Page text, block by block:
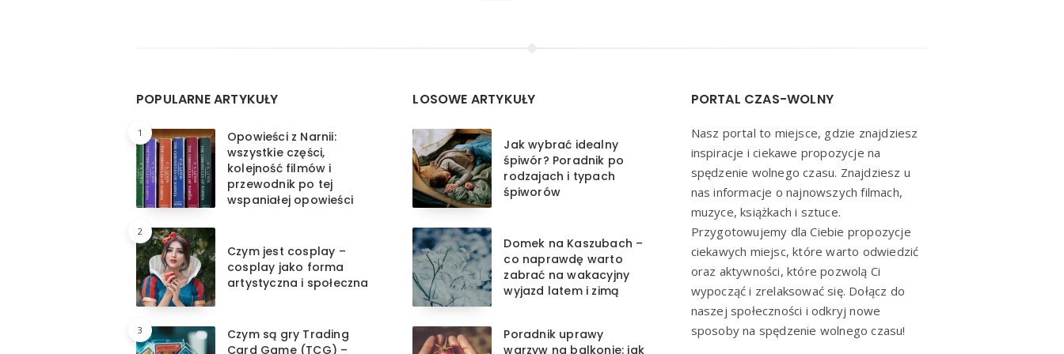
POPULARNE ARTYKUŁY
1
Opowieści z Narnii:
wszystkie części,
kolejność filmów i
przewodnik po tej
wspaniałej opowieści
2
Czym jest cosplay –
cosplay jako forma
artystyczna i społeczna
3
Czym są gry Trading
Card Game (TCG) –
LOSOWE ARTYKUŁY
Jak wybrać idealny
śpiwór? Poradnik po
rodzajach i typach
śpiworów
Domek na Kaszubach –
co naprawdę warto
zabrać na wakacyjny
wyjazd latem i zimą
Poradnik uprawy
warzyw na balkonie: jak
PORTAL CZAS-WOLNY
Nasz portal to miejsce, gdzie znajdziesz
inspiracje i ciekawe propozycje na
spędzenie wolnego czasu. Znajdziesz u
nas informacje o najnowszych filmach,
muzyce, książkach i sztuce.
Przygotowujemy dla Ciebie propozycje
ciekawych miejsc, które warto odwiedzić
oraz aktywności, które pozwolą Ci
wypocząć i zrelaksować się. Dołącz do
naszej społeczności i odkryj nowe
sposoby na spędzenie wolnego czasu!